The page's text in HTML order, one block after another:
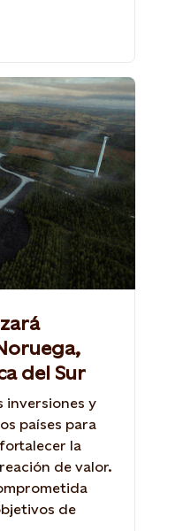
del Sur
inversiones y
países para
la
de valor.
de